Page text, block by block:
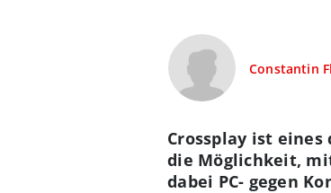
Constantin
Crossplay ist
die Möglichkeit,
dabei PC- gegen